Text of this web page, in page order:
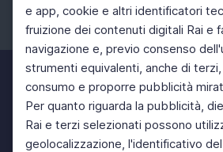
e app, cookie e altri identificatori
fruizione dei contenuti digitali Rai e
navigazione e, previo consenso
strumenti equivalenti, anche di
consumo e proporre pubblicità
Per quanto riguarda la pubblicità,
Rai e terzi selezionati possono
geolocalizzazione, l'identificativo
Facebook Instagram